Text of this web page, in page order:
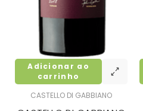
CASTELLO DI GABBIANO
Adicionar ao
carrinho